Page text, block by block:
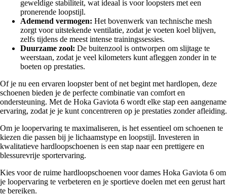
geweldige stabiliteit, wat ideaal is voor loopsters met een
pronerende loopstijl.
Ademend vermogen: Het bovenwerk van technische mesh
zorgt voor uitstekende ventilatie, zodat je voeten koel blijven,
zelfs tijdens de meest intense trainingssessies.
Duurzame zool: De buitenzool is ontworpen om slijtage te
weerstaan, zodat je veel kilometers kunt afleggen zonder in te
boeten op prestaties.
Of je nu een ervaren loopster bent of net begint met hardlopen, deze
schoenen bieden je de perfecte combinatie van comfort en
ondersteuning. Met de Hoka Gaviota 6 wordt elke stap een aangename
ervaring, zodat je je kunt concentreren op je prestaties zonder afleiding.
Om je loopervaring te maximaliseren, is het essentieel om schoenen te
kiezen die passen bij je lichaamstype en loopstijl. Investeren in
kwalitatieve hardloopschoenen is een stap naar een prettigere en
blessurevrije sportervaring.
Kies voor de ruime hardloopschoenen voor dames Hoka Gaviota 6 om
je loopervaring te verbeteren en je sportieve doelen met een gerust hart
te bereiken.